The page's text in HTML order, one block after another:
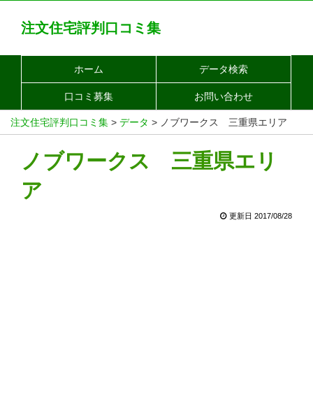
注文住宅評判口コミ集
ホーム データ検索
口コミ募集 お問い合わせ
注文住宅評判口コミ集 > データ > ノブワークス 三重県エリア
ノブワークス 三重県エリ
ア
更新日 2017/08/28